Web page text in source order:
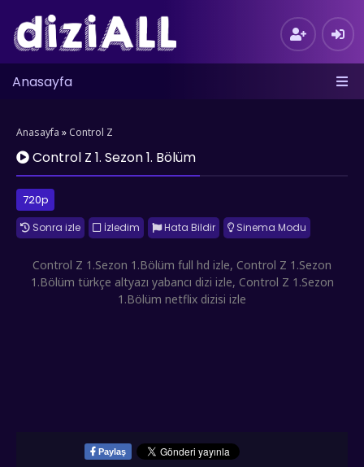
Anasayfa
Anasayfa » Control Z
Control Z 1. Sezon 1. Bölüm
720p
Sonra izle İzledim Hata Bildir Sinema Modu
Control Z 1.Sezon 1.Bölüm full hd izle, Control Z 1.Sezon
1.Bölüm türkçe altyazı yabancı dizi izle, Control Z 1.Sezon
1.Bölüm netflix dizisi izle
Paylaş